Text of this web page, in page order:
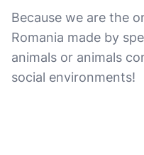
Because we are the
Romania made by
animals or animals
social environments!